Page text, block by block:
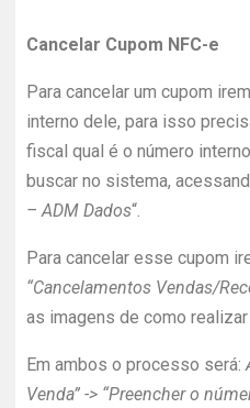
Cancelar Cupom NFC-e
Para cancelar um cupom
interno dele, para isso
fiscal qual é o número
buscar no sistema,
– ADM Dados“.
Para cancelar esse cupom
“Cancelamentos Vendas/
as imagens de como realizar
Em ambos o processo será:
Venda” -> “Preencher o